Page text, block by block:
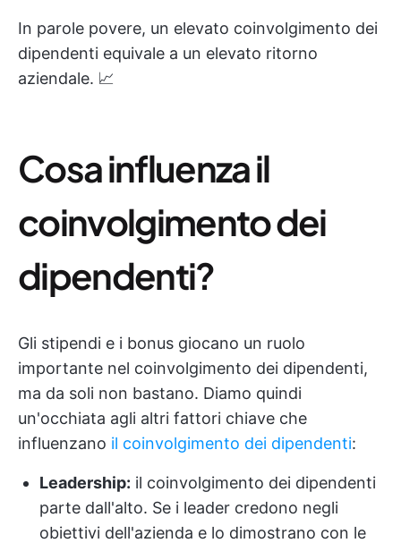
In parole povere, un elevato coinvolgimento dei
dipendenti equivale a un elevato ritorno
aziendale. 📈
Cosa influenza il
coinvolgimento dei
dipendenti?
Gli stipendi e i bonus giocano un ruolo
importante nel coinvolgimento dei dipendenti,
ma da soli non bastano. Diamo quindi
un'occhiata agli altri fattori chiave che
influenzano il coinvolgimento dei dipendenti:
Leadership: il coinvolgimento dei dipendenti
parte dall'alto. Se i leader credono negli
obiettivi dell'azienda e lo dimostrano con le